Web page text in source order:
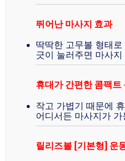
뛰어난 마사지 효과
딱딱한 고무볼 형태
긋이 눌러주면 마사
휴대가 간편한 콤팩트
작고 가볍기 때문에
어디서든 마사지가 가
릴리즈볼 [기본형] 운